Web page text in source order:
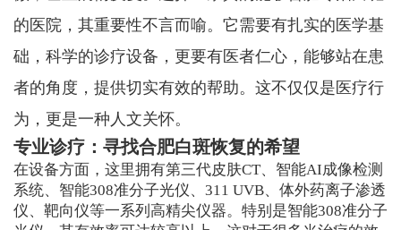
的医院，其重要性不言而喻。它需要有扎实的医学基
础，科学的诊疗设备，更要有医者仁心，能够站在患
者的角度，提供切实有效的帮助。这不仅仅是医疗行
为，更是一种人文关怀。
专业诊疗：寻找合肥白斑恢复的希望
在设备方面，这里拥有第三代皮肤CT、智能AI成像检测
系统、智能308准分子光仪、311 UVB、体外药离子渗透
仪、靶向仪等一系列高精尖仪器。特别是智能308准分子